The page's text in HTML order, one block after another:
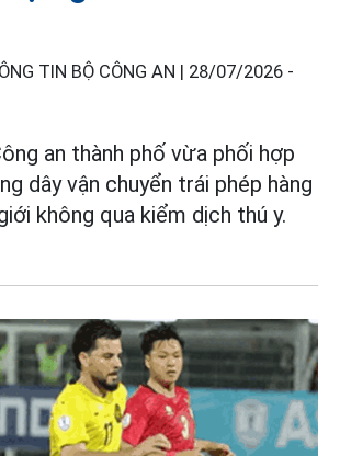
TIN BỘ CÔNG AN | 28/07/2026 -
an thành phố vừa phối hợp
dây vận chuyển trái phép hàng
không qua kiểm dịch thú y.